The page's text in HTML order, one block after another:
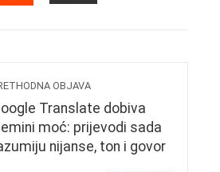
OBJAVA
Translate dobiva
moć: prijevodi sada
nijanse, ton i govor